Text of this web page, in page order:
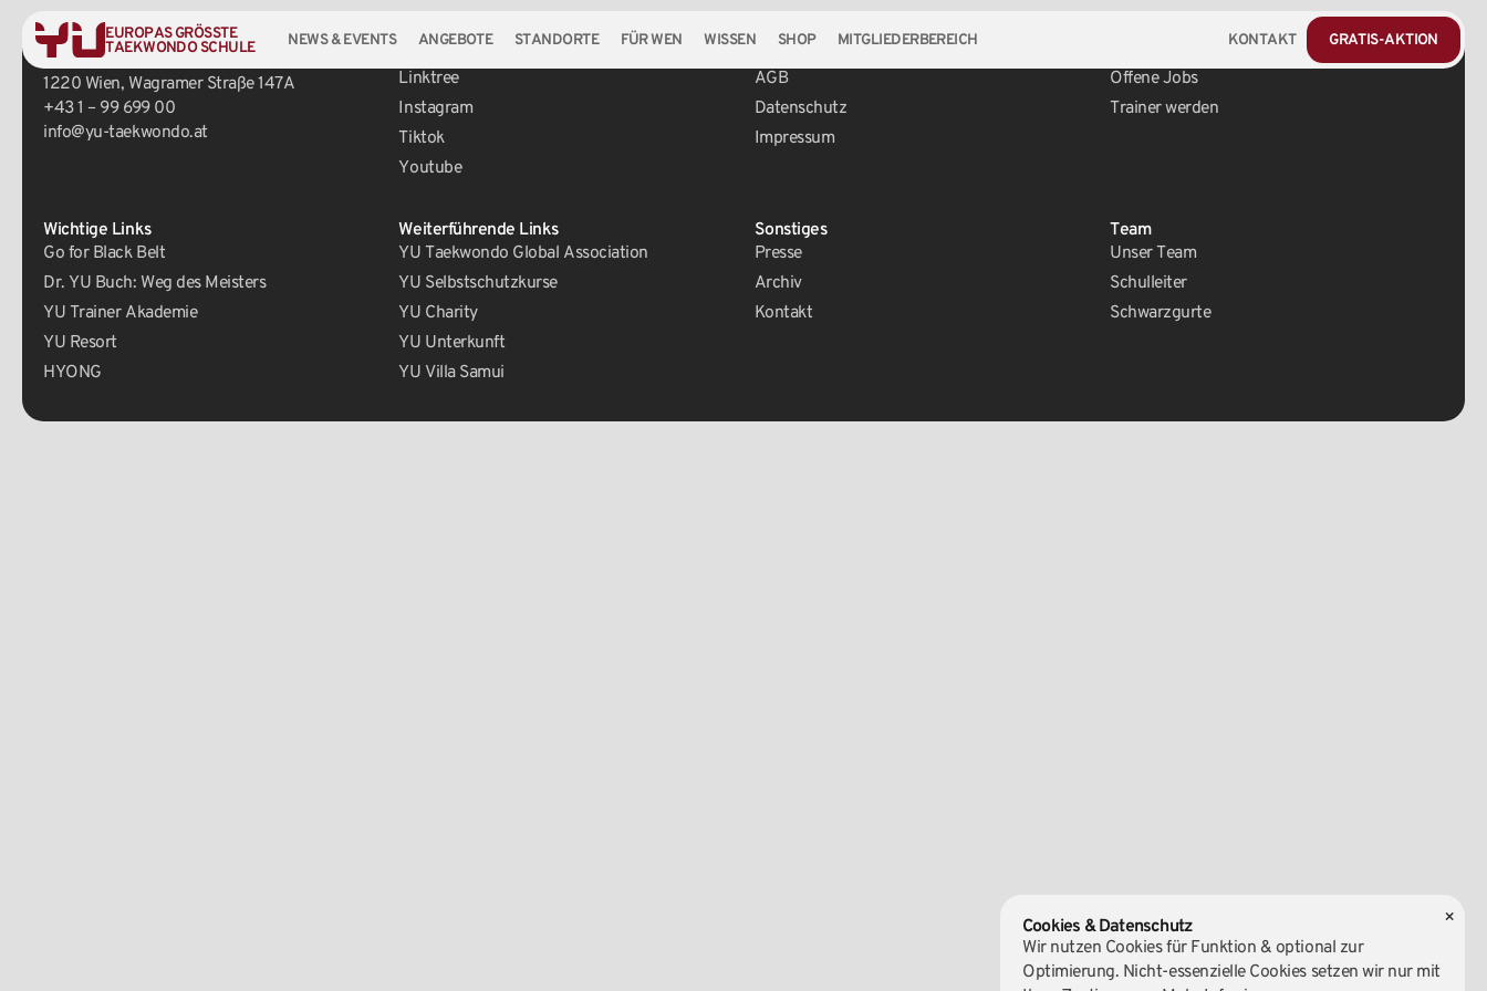
EUROPAS GRÖSSTE
TAEKWONDO SCHULE
NEWS & EVENTS ANGEBOTE STANDORTE FÜR WEN WISSEN SHOP MITGLIEDERBEREICH KONTAKT GRATIS-AKTION
Zentrale
1220 Wien, Wagramer Straße 147A
+43 1 – 99 699 00
info@yu-taekwondo.at
Linktree
Instagram
Tiktok
Youtube
AGB
Datenschutz
Impressum
Offene Jobs
Trainer werden
Wichtige Links
Go for Black Belt
Dr. YU Buch: Weg des Meisters
YU Trainer Akademie
YU Resort
HYONG
Weiterführende Links
YU Taekwondo Global Association
YU Selbstschutzkurse
YU Charity
YU Unterkunft
YU Villa Samui
Sonstiges
Presse
Archiv
Kontakt
Team
Unser Team
Schulleiter
Schwarzgurte
×
Cookies & Datenschutz
Wir nutzen Cookies für Funktion & optional zur
Optimierung. Nicht-essenzielle Cookies setzen wir nur mit